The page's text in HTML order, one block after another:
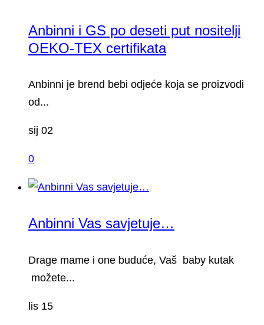
Anbinni i GS po deseti put nositelji
OEKO-TEX certifikata
Anbinni je brend bebi odjeće koja se proizvodi
od...
sij 02
0
Anbinni Vas savjetuje…
Drage mame i one buduće, Vaš baby kutak
možete...
lis 15